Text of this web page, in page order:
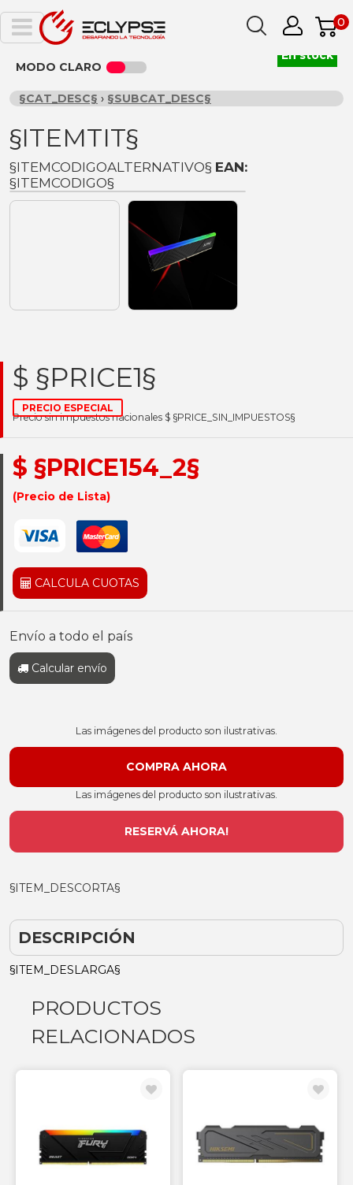
0
MODO CLARO
§CAT_DESC§ › §SUBCAT_DESC§
§ITEMTIT§
§ITEMCODIGOALTERNATIVO§ EAN:
§ITEMCODIGO§
$ §PRICE1§
PRECIO ESPECIAL
Precio sin impuestos nacionales $ §PRICE_SIN_IMPUESTOS§
$ §PRICE154_2§
(Precio de Lista)
CALCULA CUOTAS
Envío a todo el país
Calcular envío
En stock
Las imágenes del producto son ilustrativas.
Las imágenes del producto son ilustrativas.
RESERVÁ AHORA!
§ITEM_DESCORTA§
DESCRIPCIÓN
§ITEM_DESLARGA§
PRODUCTOS
RELACIONADOS